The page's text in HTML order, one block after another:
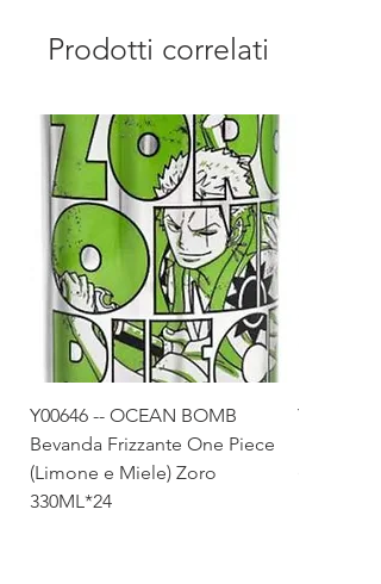
Prodotti correlati
Y00646 -- OCEAN BOMB
Bevanda Frizzante One Piece
(Limone e Miele) Zoro
330ML*24
Y00645 --